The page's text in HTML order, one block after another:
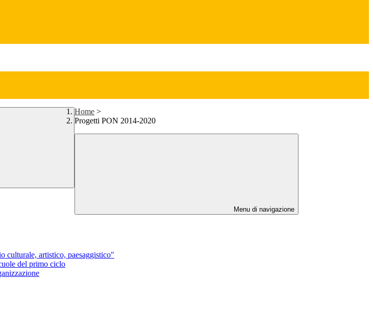
Home >
Progetti PON 2014-2020
Menu di navigazione
culturale, artistico, paesaggistico"
del primo ciclo